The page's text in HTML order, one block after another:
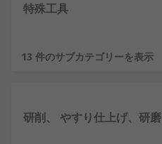
特殊工具
13 件のサブカテゴリーを表示
研削、 やすり仕上げ、研磨